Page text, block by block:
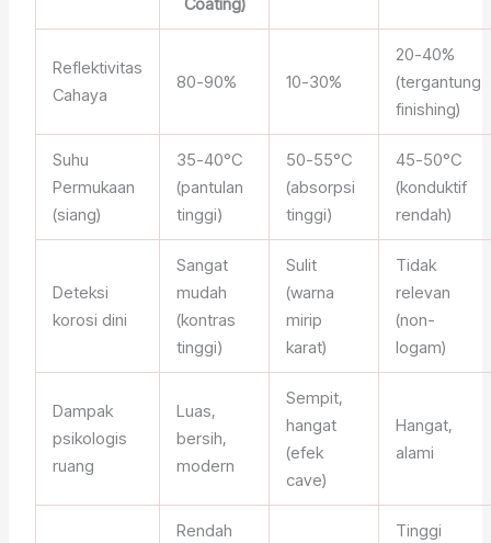
Reflektivitas
Cahaya
80-90% 10-30%
20-40%
(tergantung
finishing)
Suhu
Permukaan
(siang)
35-40°C
(pantulan
tinggi)
50-55°C
(absorpsi
tinggi)
45-50°C
(konduktif
rendah)
Deteksi
korosi dini
Sangat
mudah
(kontras
tinggi)
Sulit
(warna
mirip
karat)
Tidak
relevan
(non-
logam)
Dampak
psikologis
ruang
Luas,
bersih,
modern
Sempit,
hangat
(efek
cave)
Hangat,
alami
Rendah
Tinggi